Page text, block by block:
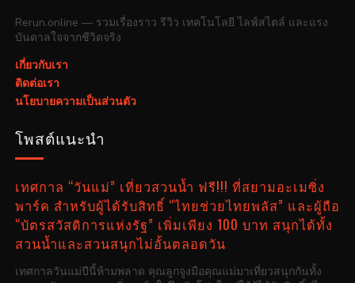
Rerun.online — รวมเรื่องราว รีวิว เทคโนโลยี ไลฟ์สไตล์ และแรง
บันดาลใจจากชีวิตจริง
เกี่ยวกับเรา
ติดต่อเรา
นโยบายความเป็นส่วนตัว
โพสต์แนะนำ
เทศกาล “วันแม่” เที่ยวสวนน้ำ ฟรี!!! ที่สยามอะเมซิ่ง
พาร์ค สำหรับผู้ได้รับสิทธิ์ “ไทยช่วยไทยพลัส” และผู้ถือ
“บัตรสวัสดิการแห่งรัฐ” เพิ่มเพียง 100 บาท สนุกได้ทั้ง
สวนน้ำและสวนสนุกไม่อั้นตลอดวัน
เทศกาลวันแม่ปีนี้ห้ามพลาด คุณลูกจูงมือคุณแม่มาเที่ยวสนุกกันทั้ง